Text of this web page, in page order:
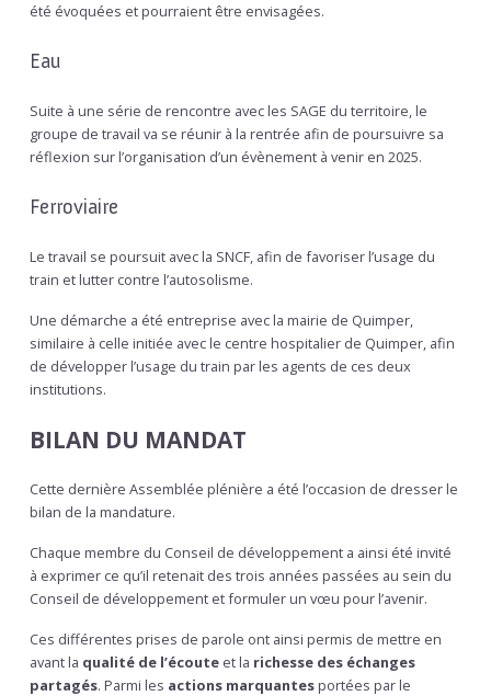
été évoquées et pourraient être envisagées.
Eau
Suite à une série de rencontre avec les SAGE du territoire, le
groupe de travail va se réunir à la rentrée afin de poursuivre sa
réflexion sur l’organisation d’un évènement à venir en 2025.
Ferroviaire
Le travail se poursuit avec la SNCF, afin de favoriser l’usage du
train et lutter contre l’autosolisme.
Une démarche a été entreprise avec la mairie de Quimper,
similaire à celle initiée avec le centre hospitalier de Quimper, afin
de développer l’usage du train par les agents de ces deux
institutions.
BILAN DU MANDAT
Cette dernière Assemblée plénière a été l’occasion de dresser le
bilan de la mandature.
Chaque membre du Conseil de développement a ainsi été invité
à exprimer ce qu’il retenait des trois années passées au sein du
Conseil de développement et formuler un vœu pour l’avenir.
Ces différentes prises de parole ont ainsi permis de mettre en
avant la qualité de l’écoute et la richesse des échanges
partagés. Parmi les actions marquantes portées par le